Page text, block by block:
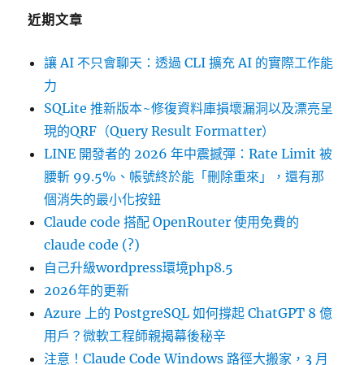
近期文章
讓 AI 不只會聊天：透過 CLI 擴充 AI 的實際工作能
力
SQLite 推新版本~修復資料庫損壞漏洞以及漂亮呈
現的QRF（Query Result Formatter）
LINE 開發者的 2026 年中震撼彈：Rate Limit 被
腰斬 99.5%、帳號終於能「刪除重來」，還有那
個消失的最小化按鈕
Claude code 搭配 OpenRouter 使用免費的
claude code (?)
自己升級wordpress環境php8.5
2026年的更新
Azure 上的 PostgreSQL 如何撐起 ChatGPT 8 億
用戶？微軟工程師親揭幕後秘辛
注意！Claude Code Windows 路徑大搬家，3 月